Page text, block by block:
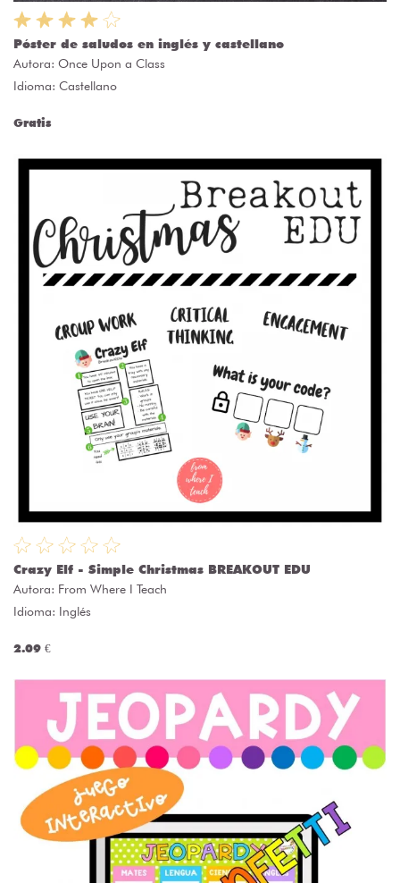
Póster de saludos en inglés y castellano
Autora: Once Upon a Class
Idioma: Castellano
Gratis
Crazy Elf - Simple Christmas BREAKOUT EDU
Autora: From Where I Teach
Idioma: Inglés
2.09 €